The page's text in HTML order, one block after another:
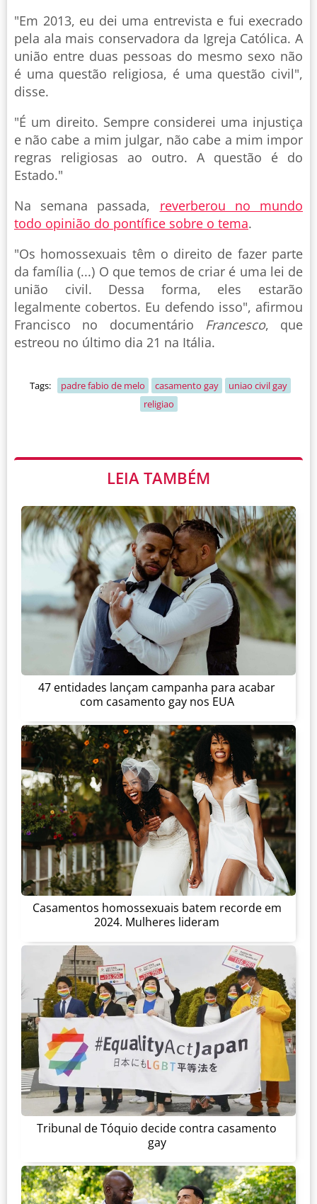
"Em 2013, eu dei uma entrevista e fui execrado
pela ala mais conservadora da Igreja Católica. A
união entre duas pessoas do mesmo sexo não
é uma questão religiosa, é uma questão civil",
disse.
"É um direito. Sempre considerei uma injustiça
e não cabe a mim julgar, não cabe a mim impor
regras religiosas ao outro. A questão é do
Estado."
Na semana passada, reverberou no mundo
todo opinião do pontífice sobre o tema.
"Os homossexuais têm o direito de fazer parte
da família (...) O que temos de criar é uma lei de
união civil. Dessa forma, eles estarão
legalmente cobertos. Eu defendo isso", afirmou
Francisco no documentário Francesco, que
estreou no último dia 21 na Itália.
Tags: padre fabio de melo casamento gay
uniao civil gay
religiao
LEIA TAMBÉM
47 entidades lançam campanha para acabar
com casamento gay nos EUA
Casamentos homossexuais batem recorde em
2024. Mulheres lideram
Tribunal de Tóquio decide contra casamento
gay